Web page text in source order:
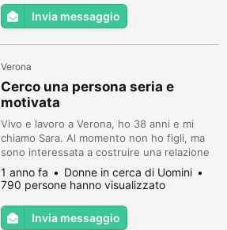
al lago, cose semplici. Poi sarà quello che
sarà. Devi essere capace di entrarmi
Invia messaggio
Verona
Cerco una persona seria e
motivata
Vivo e lavoro a Verona, ho 38 anni e mi
chiamo Sara. Al momento non ho figli, ma
sono interessata a costruire una relazione
stabile con una persona seria. Sebbene sia
aperta all’idea di un trasferimento, sarà
possibile solo se si instaurerà un legame
profondo e sincero. Non mi interessano
avventure o persone non motivate. Vorrei
1 anno fa
Donne in cerca di Uomini
790 persone hanno visualizzato
Invia messaggio